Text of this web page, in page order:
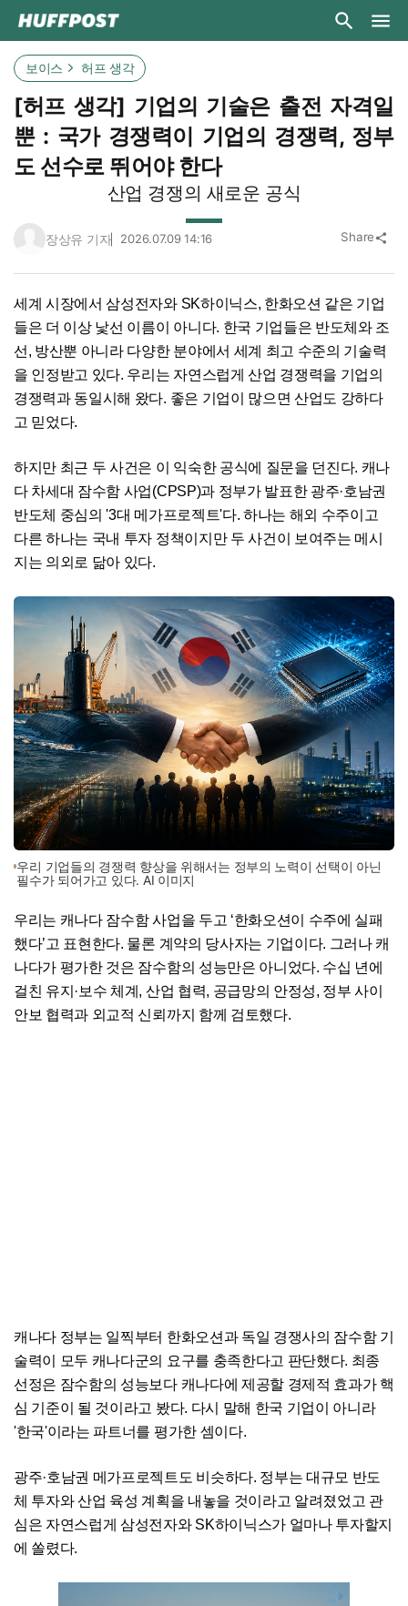
보이스 허프 생각
[허프 생각] 기업의 기술은 출전 자격일
뿐 : 국가 경쟁력이 기업의 경쟁력, 정부
도 선수로 뛰어야 한다
산업 경쟁의 새로운 공식
장상유 기자 2026.07.09 14:16 Share share
세계 시장에서 삼성전자와 SK하이닉스, 한화오션 같은 기업
들은 더 이상 낯선 이름이 아니다. 한국 기업들은 반도체와 조
선, 방산뿐 아니라 다양한 분야에서 세계 최고 수준의 기술력
을 인정받고 있다. 우리는 자연스럽게 산업 경쟁력을 기업의
경쟁력과 동일시해 왔다. 좋은 기업이 많으면 산업도 강하다
고 믿었다.
하지만 최근 두 사건은 이 익숙한 공식에 질문을 던진다. 캐나
다 차세대 잠수함 사업(CPSP)과 정부가 발표한 광주·호남권
반도체 중심의 '3대 메가프로젝트'다. 하나는 해외 수주이고
다른 하나는 국내 투자 정책이지만 두 사건이 보여주는 메시
지는 의외로 닮아 있다.
우리 기업들의 경쟁력 향상을 위해서는 정부의 노력이 선택이 아닌
필수가 되어가고 있다. AI 이미지
우리는 캐나다 잠수함 사업을 두고 ‘한화오션이 수주에 실패
했다’고 표현한다. 물론 계약의 당사자는 기업이다. 그러나 캐
나다가 평가한 것은 잠수함의 성능만은 아니었다. 수십 년에
걸친 유지·보수 체계, 산업 협력, 공급망의 안정성, 정부 사이
안보 협력과 외교적 신뢰까지 함께 검토했다.
캐나다 정부는 일찍부터 한화오션과 독일 경쟁사의 잠수함 기
술력이 모두 캐나다군의 요구를 충족한다고 판단했다. 최종
선정은 잠수함의 성능보다 캐나다에 제공할 경제적 효과가 핵
심 기준이 될 것이라고 봤다. 다시 말해 한국 기업이 아니라
'한국'이라는 파트너를 평가한 셈이다.
광주·호남권 메가프로젝트도 비슷하다. 정부는 대규모 반도
체 투자와 산업 육성 계획을 내놓을 것이라고 알려졌었고 관
심은 자연스럽게 삼성전자와 SK하이닉스가 얼마나 투자할지
에 쏠렸다.